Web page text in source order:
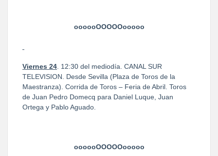
oooooOOOOOooooo
Viernes 24 . 12:30 del mediodía. CANAL SUR
TELEVISION. Desde Sevilla (Plaza de Toros de la
Maestranza). Corrida de Toros – Feria de Abril. Toros
de Juan Pedro Domecq para Daniel Luque, Juan
Ortega y Pablo Aguado.
oooooOOOOOooooo